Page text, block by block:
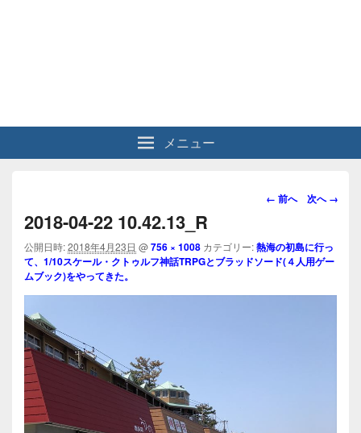
メニュー
画
ビ
ゲ
シ
← 前へ 次へ →
2018-04-22 10.42.13_R
公開日時:2018年4月23日 @756 × 1008 カテゴリー:熱海の初島に行っ
て、1/10スケール・クトゥルフ神話TRPGとブラッドソード(４人用ゲー
ムブック)をやってきた。